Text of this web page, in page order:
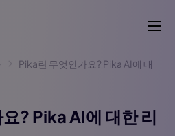
Pika란 무엇인가요? Pika AI에 대
? Pika AI에 대한 리